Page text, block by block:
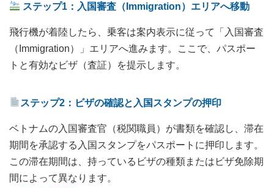
ステップ1：入国審査（Immigration）エリアへ移動
飛行機が着陸したら、乗客は案内表示に従って「入国審査
（Immigration）」エリアへ進みます。ここで、パスポー
トと有効なビザ（査証）を提示します。
ステップ2：ビザの確認と入国スタンプの押印
ベトナムの入国審査官（税関職員）が書類を確認し、滞在
期間を承認する入国スタンプをパスポートに押印します。
この滞在期間は、持っているビザの種類またはビザ免除期
間によって異なります。